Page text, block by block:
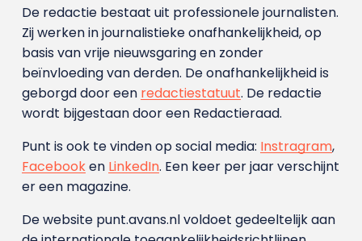
De redactie bestaat uit professionele journalisten.
Zij werken in journalistieke onafhankelijkheid, op
basis van vrije nieuwsgaring en zonder
beïnvloeding van derden. De onafhankelijkheid is
geborgd door een redactiestatuut. De redactie
wordt bijgestaan door een Redactieraad.
Punt is ook te vinden op social media: Instragram,
Facebooken LinkedIn. Een keer per jaar verschijnt
er een magazine.
De website punt.avans.nl voldoet gedeeltelijk aan